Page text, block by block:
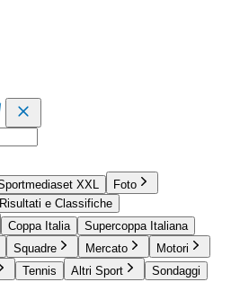
XXL
Foto
Risultati e Classifiche
Coppa Italia
Supercoppa Italiana
Squadre Mercato
Motori
Tennis Altri Sport
Sondaggi